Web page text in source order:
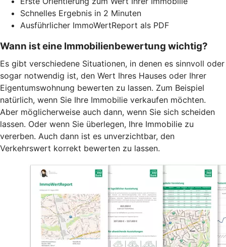
Schnelles Ergebnis in 2 Minuten
Ausführlicher ImmoWertReport als PDF
Wann ist eine Immobilienbewertung wichtig?
Es gibt verschiedene Situationen, in denen es sinnvoll oder
sogar notwendig ist, den Wert Ihres Hauses oder Ihrer
Eigentumswohnung bewerten zu lassen. Zum Beispiel
natürlich, wenn Sie Ihre Immobilie verkaufen möchten.
Aber möglicherweise auch dann, wenn Sie sich scheiden
lassen. Oder wenn Sie überlegen, Ihre Immobilie zu
vererben. Auch dann ist es unverzichtbar, den
Verkehrswert korrekt bewerten zu lassen.